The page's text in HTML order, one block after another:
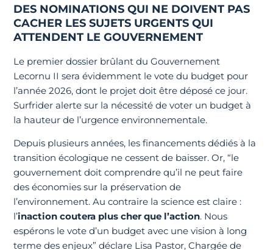
DES NOMINATIONS QUI NE DOIVENT PAS
CACHER LES SUJETS URGENTS QUI
ATTENDENT LE GOUVERNEMENT
Le premier dossier brûlant du Gouvernement
Lecornu II sera évidemment le vote du budget pour
l’année 2026, dont le projet doit être déposé ce jour.
Surfrider alerte sur la nécessité de voter un budget à
la hauteur de l’urgence environnementale.
Depuis plusieurs années, les financements dédiés à la
transition écologique ne cessent de baisser. Or, “le
gouvernement doit comprendre qu’il ne peut faire
des économies sur la préservation de
l’environnement. Au contraire la science est claire :
l’inaction coutera plus cher que l’action. Nous
espérons le vote d’un budget avec une vision à long
terme des enjeux” déclare Lisa Pastor, Chargée de